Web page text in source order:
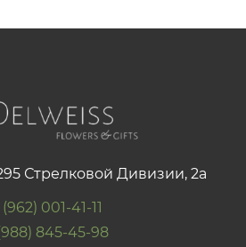
Стрелковой Дивизии, 2а
001-41-11
845-45-98